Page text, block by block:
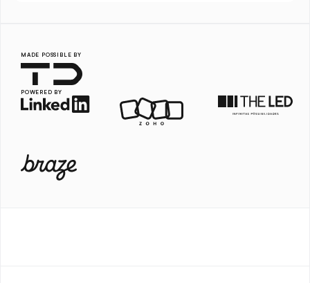
MADE POSSIBLE BY
POWERED BY